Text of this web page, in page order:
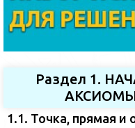
Раздел 1.
1.1. Точка, прямая и